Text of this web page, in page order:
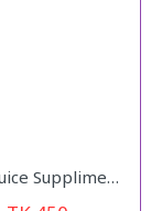
Lemon Juice Suppliment Weight Loss Lemon Juice 120g